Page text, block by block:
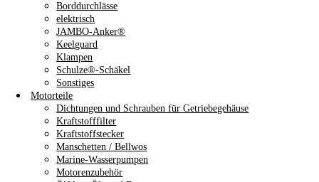
Borddurchlässe
elektrisch
JAMBO-Anker®
Keelguard
Klampen
Schulze®-Schäkel
Sonstiges
Motorteile
Dichtungen und Schrauben für Getriebegehäuse
Kraftstofffilter
Kraftstoffstecker
Manschetten / Bellwos
Marine-Wasserpumpen
Motorenzubehör